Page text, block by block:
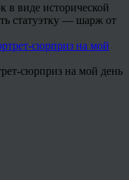
в виде исторической
статуэтку — шарж от
сюрприз на мой день